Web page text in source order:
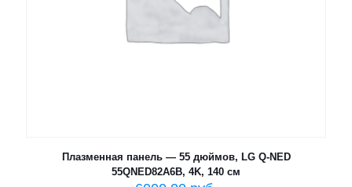
Плазменная панель — 55 дюймов, LG Q-NED
55QNED82A6B, 4K, 140 см